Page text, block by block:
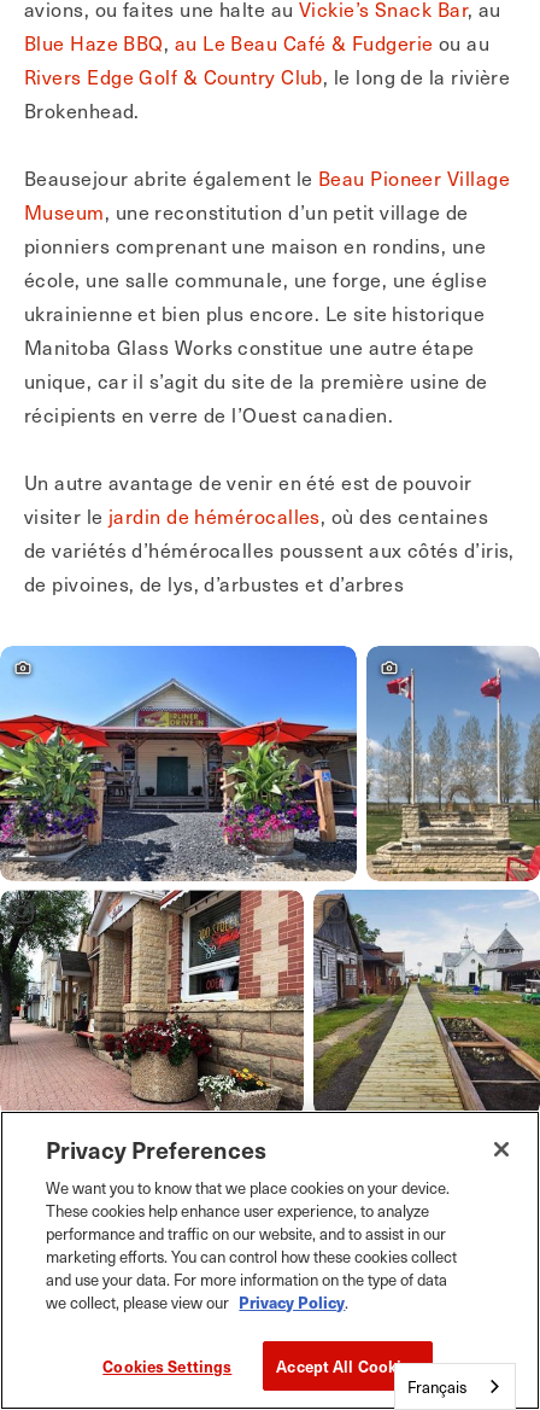
avions, ou faites une halte au Vickie’s Snack Bar, au
Blue Haze BBQ, au Le Beau Café & Fudgerie ou au
Rivers Edge Golf & Country Club, le long de la rivière
Brokenhead.
Beausejour abrite également le Beau Pioneer Village
Museum, une reconstitution d’un petit village de
pionniers comprenant une maison en rondins, une
école, une salle communale, une forge, une église
ukrainienne et bien plus encore. Le site historique
Manitoba Glass Works constitue une autre étape
unique, car il s’agit du site de la première usine de
récipients en verre de l’Ouest canadien.
Un autre avantage de venir en été est de pouvoir
visiter le jardin de hémérocalles, où des centaines
de variétés d’hémérocalles poussent aux côtés d’iris,
de pivoines, de lys, d’arbustes et d’arbres
Winnipeg Beach
Winnipeg Beach conserve encore aujourd’hui la
nostalgie de son passé de station balnéaire.
Autrefois surnommée la « Coney Island du Nord »,
elle reste une destination prisée pour ses
promenades sur la promenade, ses journées à la
Français
Privacy Preferences
We want you to know that we place cookies on your device.
These cookies help enhance user experience, to analyze
performance and traffic on our website, and to assist in our
marketing efforts. You can control how these cookies collect
and use your data. For more information on the type of data
we collect, please view our Privacy Policy.
Cookies Settings Accept All Cookies